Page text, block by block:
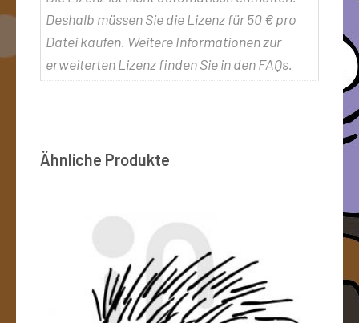
Deshalb müssen Sie die Lizenz für 50 € pro
Datei kaufen. Weitere Informationen zur
erweiterten Lizenz finden Sie in den FAQs.
Ähnliche Produkte